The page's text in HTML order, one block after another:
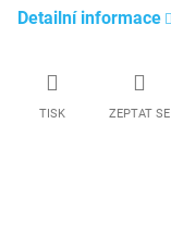
Detailní informace
TISK ZEPTAT SE